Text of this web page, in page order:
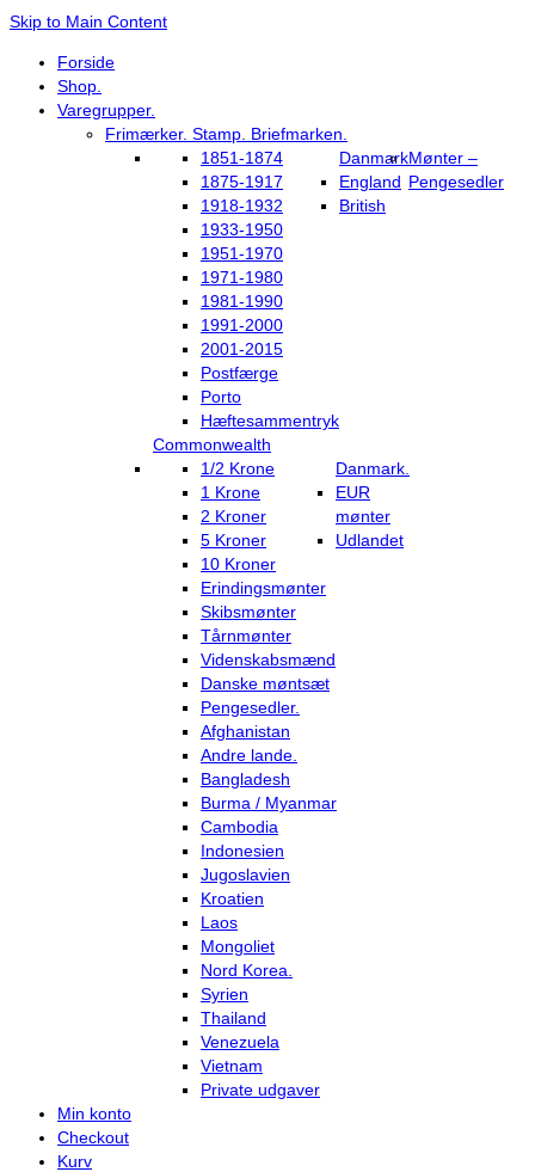
Skip to Main Content
Forside
Shop.
Varegrupper.
Frimærker. Stamp. Briefmarken.
Danmark
1851-1874
1875-1917
1918-1932
1933-1950
1951-1970
1971-1980
1981-1990
1991-2000
2001-2015
Postfærge
Porto
Hæftesammentryk
England
British
Commonwealth
Mønter –
Pengesedler
Danmark.
1/2 Krone
1 Krone
2 Kroner
5 Kroner
10 Kroner
Erindingsmønter
Skibsmønter
Tårnmønter
Videnskabsmænd
Danske møntsæt
Pengesedler.
EUR
mønter
Udlandet
Afghanistan
Andre lande.
Bangladesh
Burma / Myanmar
Cambodia
Indonesien
Jugoslavien
Kroatien
Laos
Mongoliet
Nord Korea.
Syrien
Thailand
Venezuela
Vietnam
Private udgaver
Min konto
Checkout
Kurv